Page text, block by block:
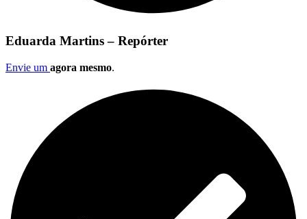
Eduarda Martins – Repórter
Envie um agora mesmo.